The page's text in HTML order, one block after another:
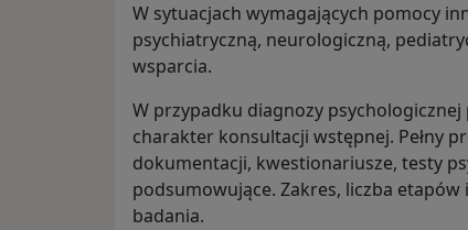
W sytuacjach wymagających pomocy
psychiatryczną, neurologiczną,
wsparcia.
W przypadku diagnozy
charakter konsultacji wstępnej. Pełny
dokumentacji, kwestionariusze, testy
podsumowujące. Zakres, liczba
badania.